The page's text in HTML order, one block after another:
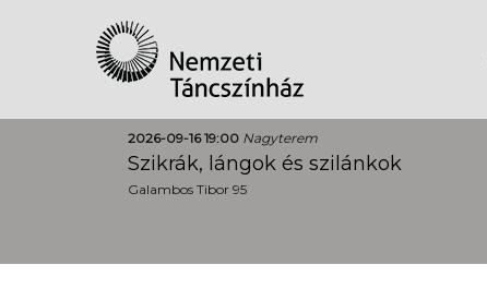
2026-09-16 19:00 Nagyterem
Szikrák, lángok és szilánkok
Galambos Tibor 95